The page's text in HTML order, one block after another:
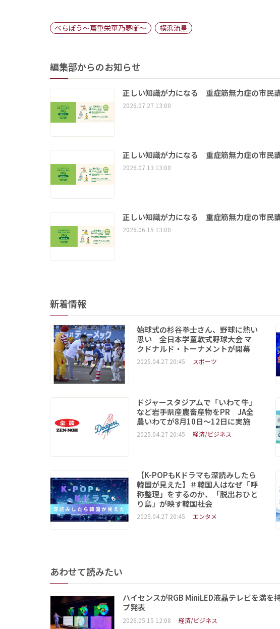
べらぼう～蔦重栄華乃夢噺～ 横浜流星
編集部からのお知らせ
正しい知識が力になる 重症筋無力症の市民
2026.07.27 13:00
正しい知識が力になる 重症筋無力症の市民
2026.07.13 13:00
正しい知識が力になる 重症筋無力症の市民
2026.06.15 13:00
新着情報
始球式の杉谷拳士さん、野球に熱い
思い 全日本学童軟式野球大会 マ
クドナルド・トーナメントが開幕
2025.04.27 20:45 スポーツ
ドジャースタジアムで「いわて牛」
など岩手県産農畜産物をPR JA全
農いわてが8月10日～12日に実施
2025.04.27 20:45 経済/ビジネス
【K-POPもKドラマも深読みしたら
韓国が見えた】＃韓国人はなぜ「呼
称整理」をするのか、「脱出おひと
り島」が映す韓国社会
2025.04.27 20:45 エンタメ
あわせて読みたい
ハイセンスがRGB MiniLED液晶テレビを満
プ発表
2026.05.15 12:08 経済/ビジネス